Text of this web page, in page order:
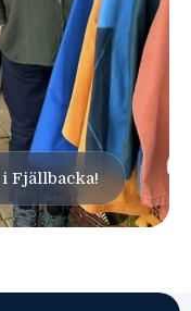
Fjällbacka!